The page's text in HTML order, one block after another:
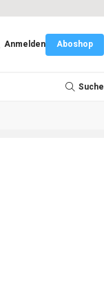
Anmelden Aboshop
Suche